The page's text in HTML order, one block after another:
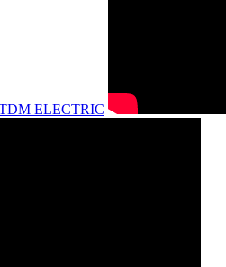
TDM ELECTRIC